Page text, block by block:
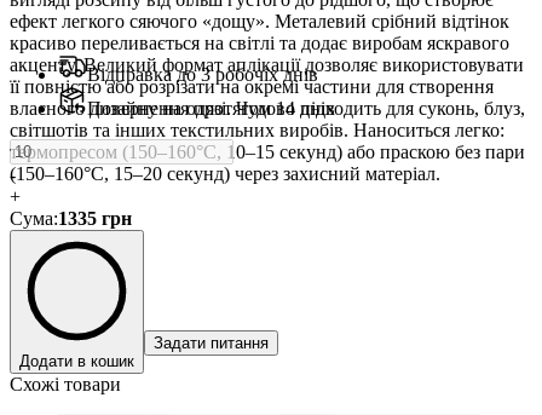
ефект легкого сяючого «дощу». Металевий срібний відтінок
красиво переливається на світлі та додає виробам яскравого
акценту. Великий формат аплікації дозволяє використовувати
її повністю або розрізати на окремі частини для створення
власного дизайну на одязі. Чудово підходить для суконь, блуз,
світшотів та інших текстильних виробів. Наноситься легко:
термопресом (150–160°C, 10–15 секунд) або праскою без пари
(150–160°C, 15–20 секунд) через захисний матеріал.
Відправка до 3 робочіх днів
Повернення протягом 14 днів
-
+
Сума:1335 грн
Додати в кошик
Задати питання
Схожі товари